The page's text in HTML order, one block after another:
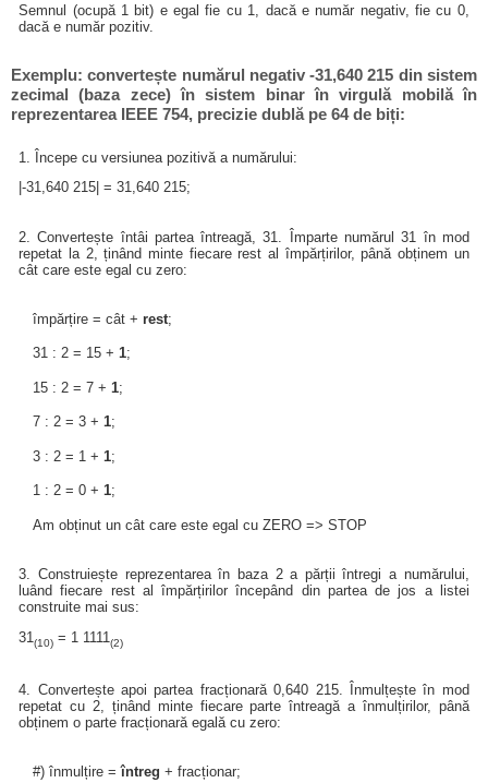
Semnul (ocupă 1 bit) e egal fie cu 1, dacă e număr negativ, fie cu 0,
dacă e număr pozitiv.
Exemplu: convertește numărul negativ -31,640 215 din sistem
zecimal (baza zece) în sistem binar în virgulă mobilă în
reprezentarea IEEE 754, precizie dublă pe 64 de biți:
1. Începe cu versiunea pozitivă a numărului:
|-31,640 215| = 31,640 215;
2. Convertește întâi partea întreagă, 31. Împarte numărul 31 în mod
repetat la 2, ținând minte fiecare rest al împărțirilor, până obținem un
cât care este egal cu zero:
împărțire = cât + rest;
31 : 2 = 15 + 1;
15 : 2 = 7 + 1;
7 : 2 = 3 + 1;
3 : 2 = 1 + 1;
1 : 2 = 0 + 1;
Am obținut un cât care este egal cu ZERO => STOP
3. Construiește reprezentarea în baza 2 a părții întregi a numărului,
luând fiecare rest al împărțirilor începând din partea de jos a listei
construite mai sus:
31(10) = 1 1111(2)
4. Convertește apoi partea fracționară 0,640 215. Înmulțește în mod
repetat cu 2, ținând minte fiecare parte întreagă a înmulțirilor, până
obținem o parte fracționară egală cu zero:
#) înmulțire =întreg + fracționar;